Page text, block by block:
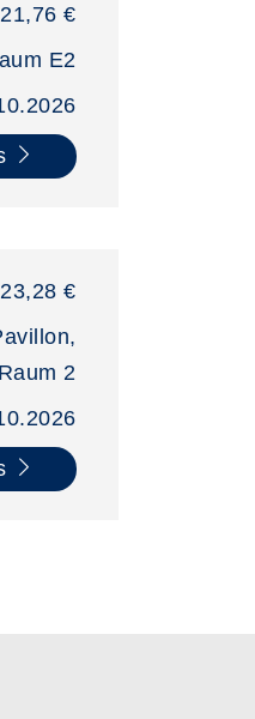
21,76 €
E2
23,28 €
2